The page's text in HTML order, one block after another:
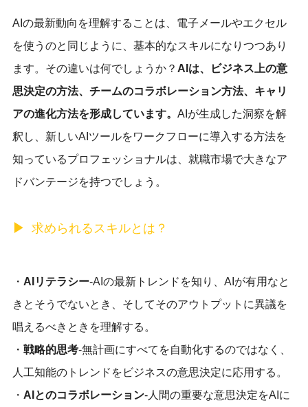
AIの最新動向を理解することは、電子メールやエクセル
を使うのと同じように、基本的なスキルになりつつあり
ます。その違いは何でしょうか？ AIは、ビジネス上の意
思決定の方法、チームのコラボレーション方法、キャリ
アの進化方法を形成しています。 AIが生成した洞察を解
釈し、新しいAIツールをワークフローに導入する方法を
知っているプロフェッショナルは、就職市場で大きなア
ドバンテージを持つでしょう。
求められるスキルとは？
・ AIリテラシー-AIの最新トレンドを知り、AIが有用なと
きとそうでないとき、そしてそのアウトプットに異議を
唱えるべきときを理解する。
・ 戦略的思考-無計画にすべてを自動化するのではなく、
人工知能のトレンドをビジネスの意思決定に応用する。
・ AIとのコラボレーション-人間の重要な意思決定をAIに